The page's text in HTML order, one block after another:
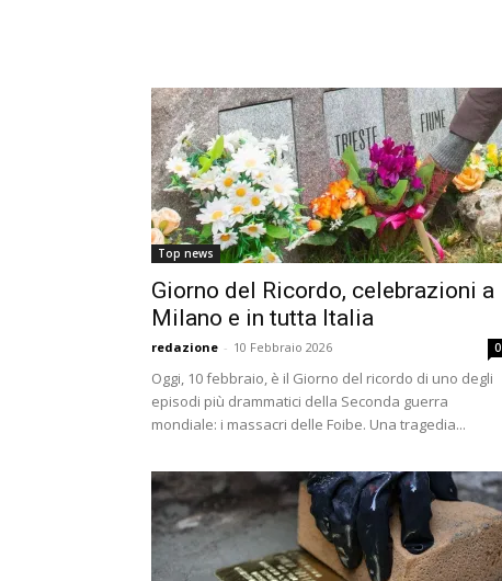
Top news
Giorno del Ricordo, celebrazioni a
Milano e in tutta Italia
redazione - 10 Febbraio 2026 0
Oggi, 10 febbraio, è il Giorno del ricordo di uno degli
episodi più drammatici della Seconda guerra
mondiale: i massacri delle Foibe. Una tragedia...